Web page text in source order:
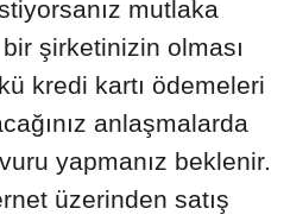
mutlaka
şirketinizin olması
kredi kartı ödemeleri
anlaşmalarda
yapmanız beklenir.
üzerinden satış